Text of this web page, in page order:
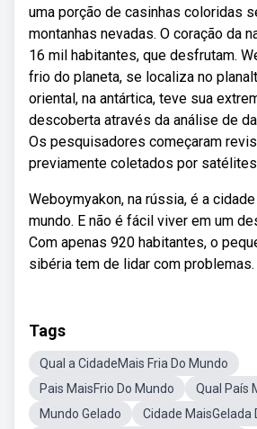
uma porção de casinhas coloridas
montanhas nevadas. O coração da
16 mil habitantes, que desfrutam.
frio do planeta, se localiza no
oriental, na antártica, teve sua
descoberta através da análise de
Os pesquisadores começaram
previamente coletados por
Weboymyakon, na rússia, é a
mundo. E não é fácil viver em um
Com apenas 920 habitantes, o
sibéria tem de lidar com problemas.
Tags
Qual a CidadeMais Fria Do Mundo
Pais MaisFrio Do Mundo
Qual País
Mundo Gelado
Cidade MaisGelada